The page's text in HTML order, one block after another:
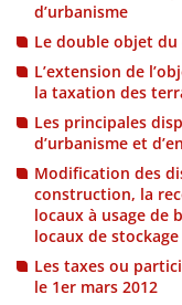
d’urbanisme
Le double objet
L’extension de
la taxation des
Les principales
d’urbanisme et
Modification des
construction, la
locaux à usage de
locaux de
Les taxes ou
le 1er mars 2012